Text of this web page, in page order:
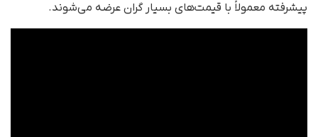
پیشرفته معمولاً با قیمت‌های بسیار گران عرضه می‌شوند.